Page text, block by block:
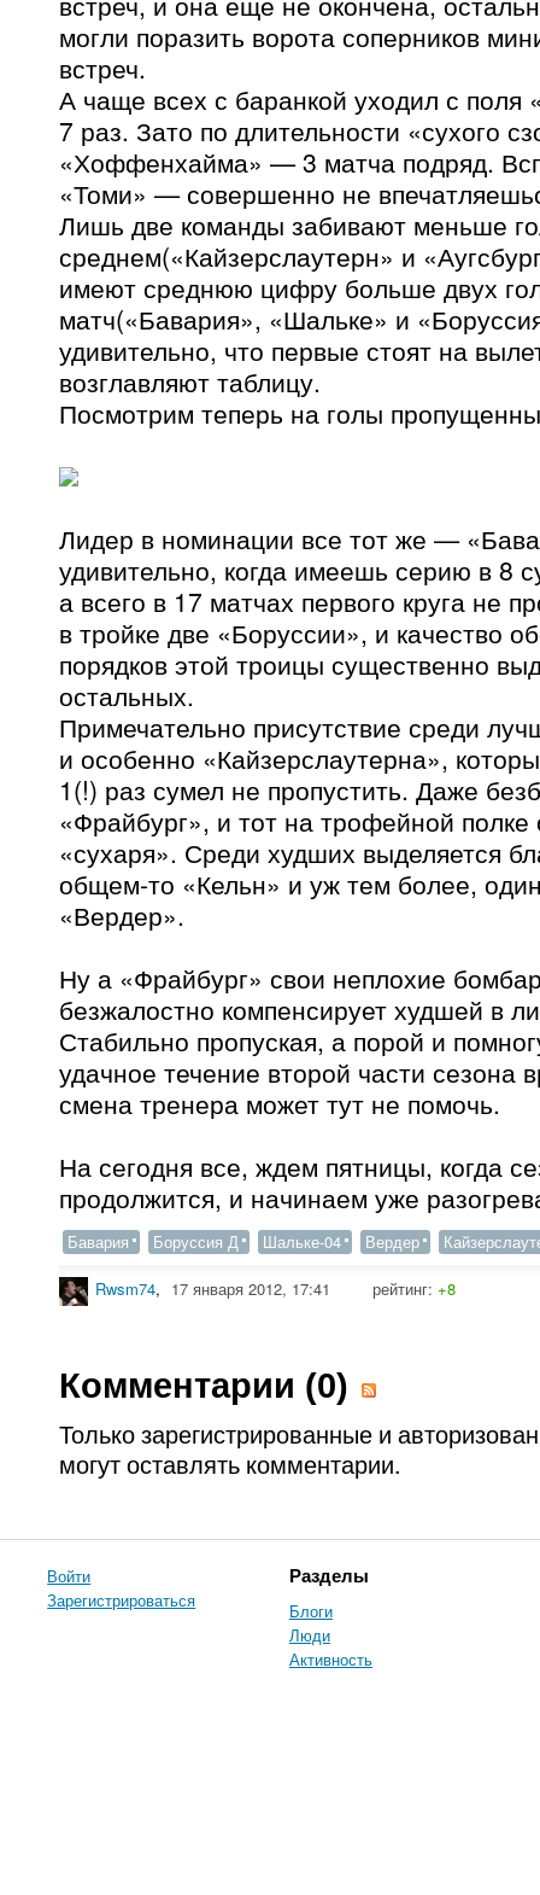
могли поразить ворота соперников
встреч.
А чаще всех с баранкой уходил с поля
7 раз. Зато по длительности «сухого
«Хоффенхайма» — 3 матча подряд.
«Томи» — совершенно не
Лишь две команды забивают меньше
среднем(«Кайзерслаутерн» и
имеют среднюю цифру больше двух
матч(«Бавария», «Шальке» и
удивительно, что первые стоят на
возглавляют таблицу.
Посмотрим теперь на голы
Лидер в номинации все тот же —
удивительно, когда имеешь серию в 8
а всего в 17 матчах первого круга не
в тройке две «Боруссии», и качество
порядков этой троицы существенно
остальных.
Примечательно присутствие среди
и особенно «Кайзерслаутерна»,
1(!) раз сумел не пропустить. Даже
«Фрайбург», и тот на трофейной
«сухаря». Среди худших выделяется
общем-то «Кельн» и уж тем более,
«Вердер».
Ну а «Фрайбург» свои неплохие
безжалостно компенсирует худшей в
Стабильно пропуская, а порой и
удачное течение второй части сезона
смена тренера может тут не помочь.
На сегодня все, ждем пятницы, когда
продолжится, и начинаем уже
Бавария Боруссия Д Шальке-04 Вердер
Rwsm74, 17 января 2012, 17:41 рейтинг: +8
Комментарии (0)
Только зарегистрированные и
могут оставлять комментарии.
Войти
Зарегистрироваться
Разделы
Блоги
Люди
Активность